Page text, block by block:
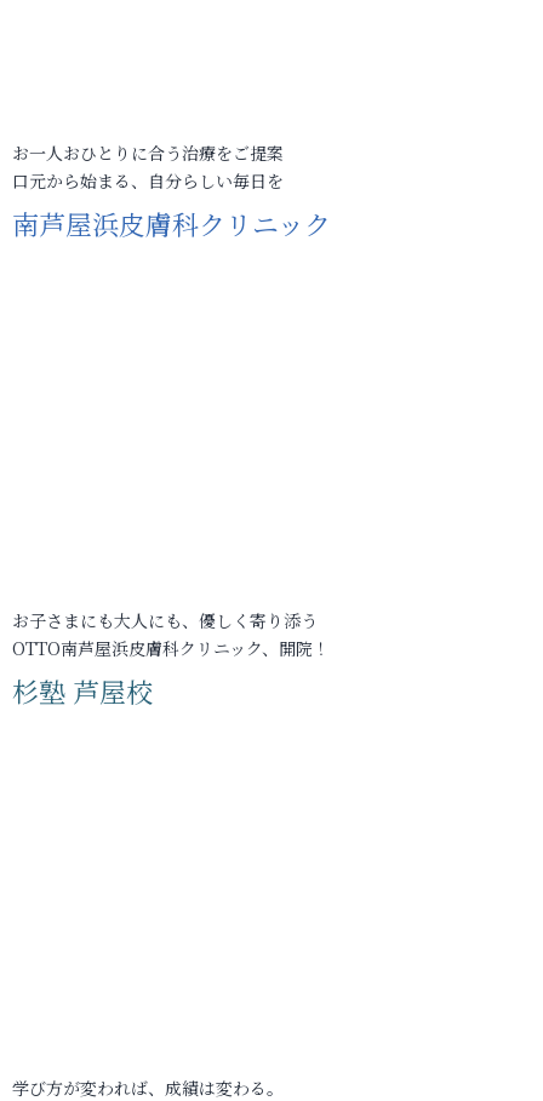
お一人おひとりに合う治療をご提案
口元から始まる、自分らしい毎日を
南芦屋浜皮膚科クリニック
お子さまにも大人にも、優しく寄り添う
OTTO南芦屋浜皮膚科クリニック、開院！
杉塾 芦屋校
学び方が変われば、成績は変わる。